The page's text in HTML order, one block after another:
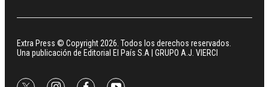
Extra Press © Copyright 2026. Todos los derechos reservados.
Una publicación de Editorial El País S.A | GRUPO A.J. VIERCI